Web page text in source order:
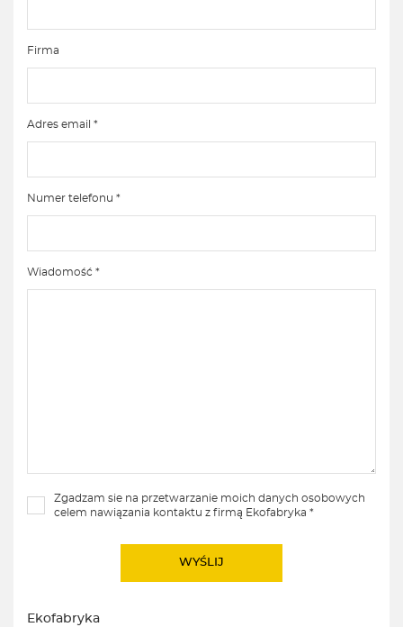
Firma
Adres email *
Numer telefonu *
Wiadomość *
Zgadzam sie na przetwarzanie moich danych osobowych
celem nawiązania kontaktu z firmą Ekofabryka *
Ekofabryka